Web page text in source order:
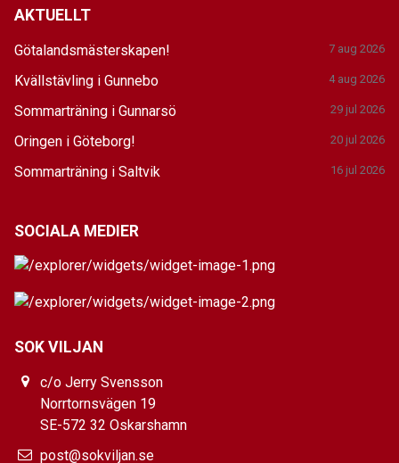
AKTUELLT
Götalandsmästerskapen! 7 aug 2026
Kvällstävling i Gunnebo 4 aug 2026
Sommarträning i Gunnarsö 29 jul 2026
Oringen i Göteborg! 20 jul 2026
Sommarträning i Saltvik 16 jul 2026
SOCIALA MEDIER
SOK VILJAN
c/o Jerry Svensson
Norrtornsvägen 19
SE-572 32 Oskarshamn
post@sokviljan.se